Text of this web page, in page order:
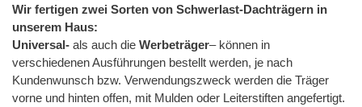
Wir fertigen zwei Sorten von Schwerlast-Dachträgern in
unserem Haus:
Universal- als auch die Werbeträger– können in
verschiedenen Ausführungen bestellt werden, je nach
Kundenwunsch bzw. Verwendungszweck werden die Träger
vorne und hinten offen, mit Mulden oder Leiterstiften angefertigt.